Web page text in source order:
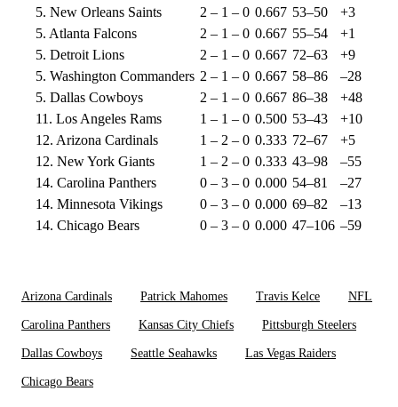
5. New Orleans Saints
2 – 1 – 0 0.667 53–50
+3
5. Atlanta Falcons
2 – 1 – 0 0.667 55–54
+1
5. Detroit Lions
2 – 1 – 0 0.667 72–63
+9
5. Washington Commanders 2 – 1 – 0 0.667 58–86
–28
5. Dallas Cowboys
2 – 1 – 0 0.667 86–38
+48
11. Los Angeles Rams
1 – 1 – 0 0.500 53–43
+10
12. Arizona Cardinals
1 – 2 – 0 0.333 72–67
+5
12. New York Giants
1 – 2 – 0 0.333 43–98
–55
14. Carolina Panthers
0 – 3 – 0 0.000 54–81
–27
14. Minnesota Vikings
0 – 3 – 0 0.000 69–82
–13
14. Chicago Bears
0 – 3 – 0 0.000 47–106 –59
Arizona Cardinals Patrick Mahomes Travis Kelce NFL
Carolina Panthers Kansas City Chiefs Pittsburgh Steelers
Dallas Cowboys Seattle Seahawks Las Vegas Raiders
Chicago Bears